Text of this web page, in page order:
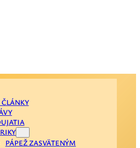
PÁPEŽ ZASVÄTENÝM